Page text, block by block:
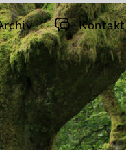
Kontakt